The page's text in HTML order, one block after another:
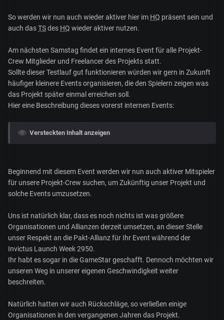
So werden wir nun auch wieder aktiver hier im HQ präsent sein und
auch dasTSdes HQ wieder aktiver nutzen.
Am nächsten Samstag findet ein internes Event für alle Projekt-
Crew Mitglieder und Freelancer des Projekts statt.
Sollte dieser Testlauf gut funktionieren würden wir gern in Zukunft
häufiger kleinere Events organisieren, die den Spielern zeigen was
das Projekt später einmal erreichen soll .
Hier eine Beschreibung dieses vorerst internen Events:
Versteckten Inhalt anzeigen
Beginnend mit diesem Event werden wir nun auch aktiver Mitspieler
für unsere Projekt-Crew suchen, um Zukünftig unser Projekt und
solche Events umzusetzen.
Uns ist natürlich klar, dass es noch nichts ist was größere
Organisationen und Allianzen derzeit umsetzen, an dieser Stelle
unser Respekt an die Pakt-Allianz für Ihr Event während der
Invictus Launch Week2950.
Ihr habt es sogar in die GameStargeschafft. Dennoch möchten wir
unseren Weg in unserer eigenen Geschwindigkeit weiter
beschreiten.
Natürlich hatten wir auch Rückschläge, so verließen einige
Organisationen in den vergangenen Jahren das Projekt.